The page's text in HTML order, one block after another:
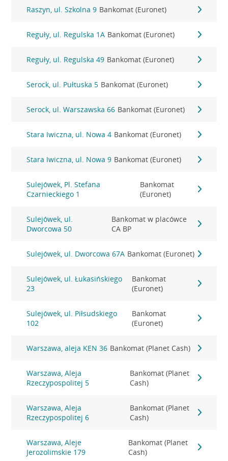
Raszyn, ul. Szkolna 9 Bankomat (Euronet)
Reguły, ul. Regulska 1A Bankomat (Euronet)
Reguły, ul. Regulska 49 Bankomat (Euronet)
Serock, ul. Pułtuska 5 Bankomat (Euronet)
Serock, ul. Warszawska 66 Bankomat (Euronet)
Stara Iwiczna, ul. Nowa 4 Bankomat (Euronet)
Stara Iwiczna, ul. Nowa 9 Bankomat (Euronet)
Sulejówek, Pl. Stefana
Czarnieckiego 1
Bankomat
(Euronet)
Sulejówek, ul.
Dworcowa 50
Bankomat w placówce
CA BP
Sulejówek, ul. Dworcowa 67A Bankomat (Euronet)
Sulejówek, ul. Łukasińskiego
23
Bankomat
(Euronet)
Sulejówek, ul. Piłsudskiego
102
Bankomat
(Euronet)
Warszawa, aleja KEN 36 Bankomat (Planet Cash)
Warszawa, Aleja
Rzeczypospolitej 5
Bankomat (Planet
Cash)
Warszawa, Aleja
Rzeczypospolitej 6
Bankomat (Planet
Cash)
Warszawa, Aleje
Jerozolimskie 179
Bankomat (Planet
Cash)